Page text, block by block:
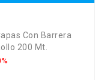
Con Barrera
200 Mt.